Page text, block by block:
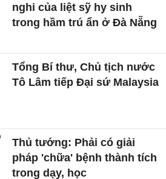
nghi của liệt sỹ hy sinh
trong hầm trú ẩn ở Đà Nẵng
Tổng Bí thư, Chủ tịch nước
Tô Lâm tiếp Đại sứ Malaysia
Thủ tướng: Phải có giải
pháp 'chữa' bệnh thành tích
trong dạy, học